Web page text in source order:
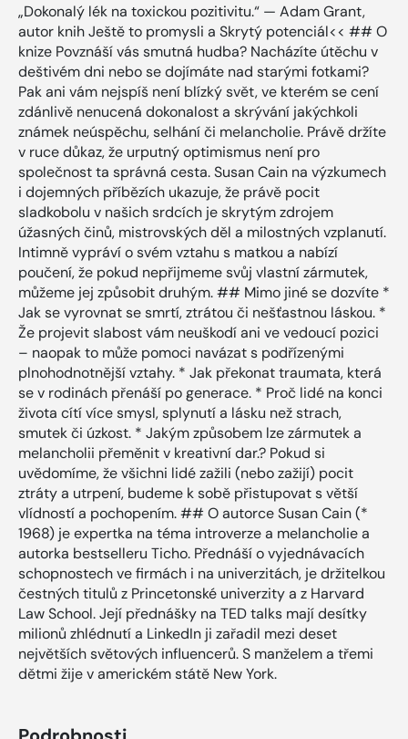
„Dokonalý lék na toxickou pozitivitu.“ — Adam Grant,
autor knih Ještě to promysli a Skrytý potenciál<< ## O
knize Povznáší vás smutná hudba? Nacházíte útěchu v
deštivém dni nebo se dojímáte nad starými fotkami?
Pak ani vám nejspíš není blízký svět, ve kterém se cení
zdánlivě nenucená dokonalost a skrývání jakýchkoli
známek neúspěchu, selhání či melancholie. Právě držíte
v ruce důkaz, že urputný optimismus není pro
společnost ta správná cesta. Susan Cain na výzkumech
i dojemných příbězích ukazuje, že právě pocit
sladkobolu v našich srdcích je skrytým zdrojem
úžasných činů, mistrovských děl a milostných vzplanutí.
Intimně vypráví o svém vztahu s matkou a nabízí
poučení, že pokud nepřijmeme svůj vlastní zármutek,
můžeme jej způsobit druhým. ## Mimo jiné se dozvíte *
Jak se vyrovnat se smrtí, ztrátou či nešťastnou láskou. *
Že projevit slabost vám neuškodí ani ve vedoucí pozici
– naopak to může pomoci navázat s podřízenými
plnohodnotnější vztahy. * Jak překonat traumata, která
se v rodinách přenáší po generace. * Proč lidé na konci
života cítí více smysl, splynutí a lásku než strach,
smutek či úzkost. * Jakým způsobem lze zármutek a
melancholii přeměnit v kreativní dar.? Pokud si
uvědomíme, že všichni lidé zažili (nebo zažijí) pocit
ztráty a utrpení, budeme k sobě přistupovat s větší
vlídností a pochopením. ## O autorce Susan Cain (*
1968) je expertka na téma introverze a melancholie a
autorka bestselleru Ticho. Přednáší o vyjednávacích
schopnostech ve firmách i na univerzitách, je držitelkou
čestných titulů z Princetonské univerzity a z Harvard
Law School. Její přednášky na TED talks mají desítky
milionů zhlédnutí a LinkedIn ji zařadil mezi deset
největších světových influencerů. S manželem a třemi
dětmi žije v americkém státě New York.